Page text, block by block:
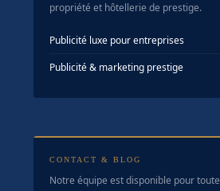
propriété et hôtellerie de prestige.
Publicité luxe pour entreprises
Publicité & marketing prestige
CONTACT & BLOG
Notre équipe est disponible pour toute